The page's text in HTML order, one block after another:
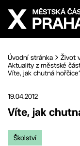
Přejít na hlavní
Úvodní stránka Život
Aktuality z městské
Víte, jak chutná
19.04.2012
Víte, jak
Školství